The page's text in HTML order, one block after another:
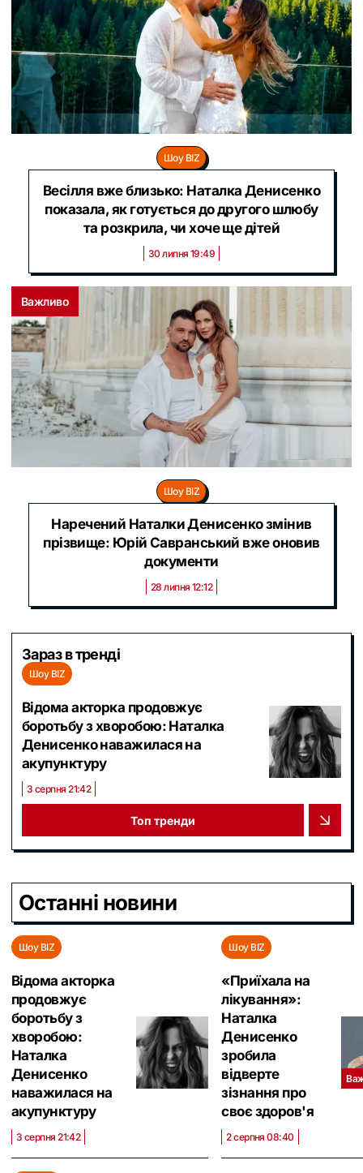
Шоу BIZ
Весілля вже близько: Наталка Денисенко
показала, як готується до другого шлюбу
та розкрила, чи хоче ще дітей
30 липня 19:49
Важливо
Шоу BIZ
Наречений Наталки Денисенко змінив
прізвище: Юрій Савранський вже оновив
документи
28 липня 12:12
Зараз в тренді
Шоу BIZ
Відома акторка продовжує
боротьбу з хворобою: Наталка
Денисенко наважилася на
акупунктуру
3 серпня 21:42
Топ тренди
Останні новини
Шоу BIZ
Відома акторка
продовжує
боротьбу з
хворобою:
Наталка
Денисенко
наважилася на
акупунктуру
3 серпня 21:42
Шоу BIZ
«Приїхала на
лікування»:
Наталка
Денисенко
зробила
відверте
зізнання про
своє здоров'я
2 серпня 08:40